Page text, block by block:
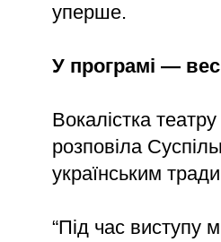
уперше.
У програмі —
Вокалістка
розповіла
українським
“Під час виступу